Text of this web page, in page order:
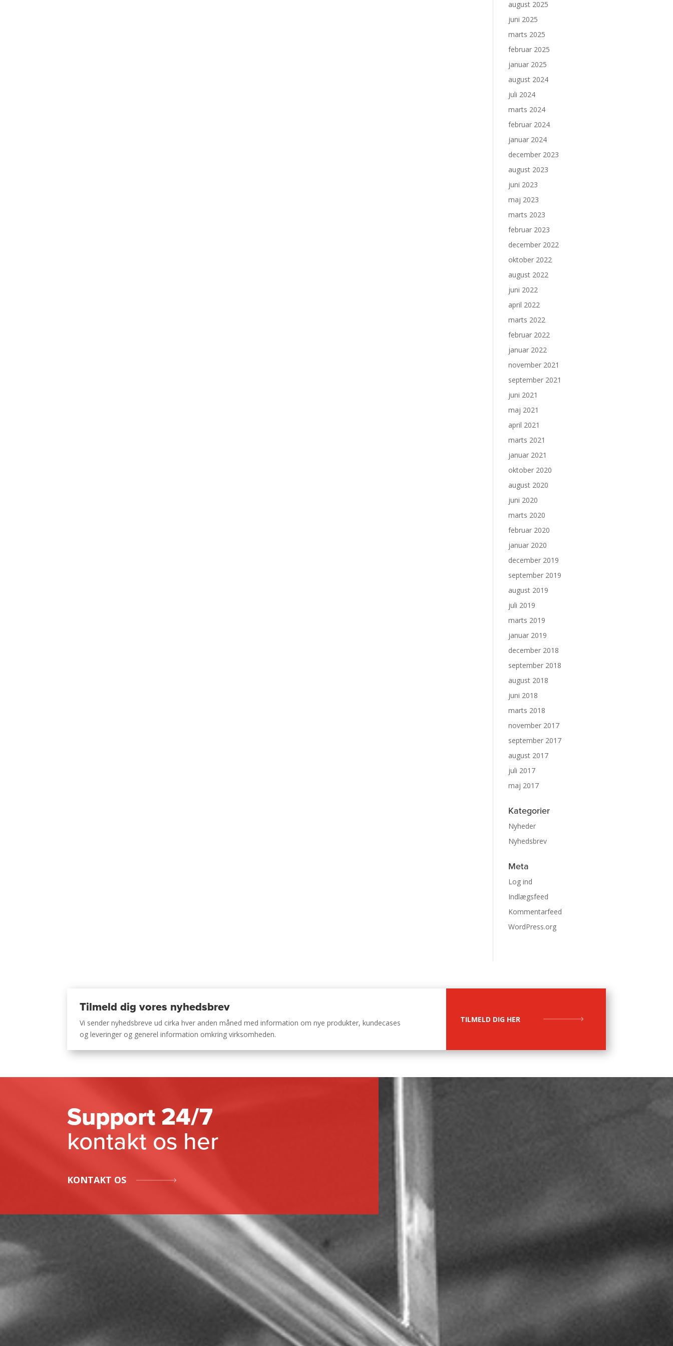
august 2025
juni 2025
marts 2025
februar 2025
januar 2025
august 2024
juli 2024
marts 2024
februar 2024
januar 2024
december 2023
august 2023
juni 2023
maj 2023
marts 2023
februar 2023
december 2022
oktober 2022
august 2022
juni 2022
april 2022
marts 2022
februar 2022
januar 2022
november 2021
september 2021
juni 2021
maj 2021
april 2021
marts 2021
januar 2021
oktober 2020
august 2020
juni 2020
marts 2020
februar 2020
januar 2020
december 2019
september 2019
august 2019
juli 2019
marts 2019
januar 2019
december 2018
september 2018
august 2018
juni 2018
marts 2018
november 2017
september 2017
august 2017
juli 2017
maj 2017
Kategorier
Nyheder
Nyhedsbrev
Meta
Log ind
Indlægsfeed
Kommentarfeed
WordPress.org
Tilmeld dig vores nyhedsbrev
Vi sender nyhedsbreve ud cirka hver anden måned med information om nye produkter, kundecases
og leveringer og generel information omkring virksomheden.
TILMELD DIG HER
Support 24/7
kontakt os her
KONTAKT OS